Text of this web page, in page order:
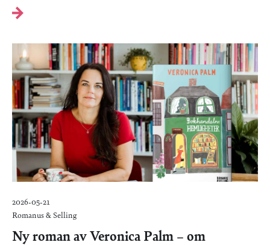
2026-05-21
Romanus & Selling
Ny roman av Veronica Palm – om